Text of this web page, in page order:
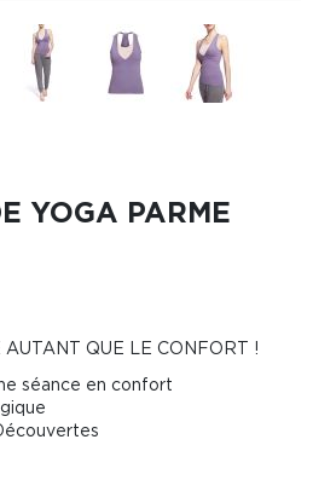
YOGA PARME
QUE LE CONFORT !
séance en confort